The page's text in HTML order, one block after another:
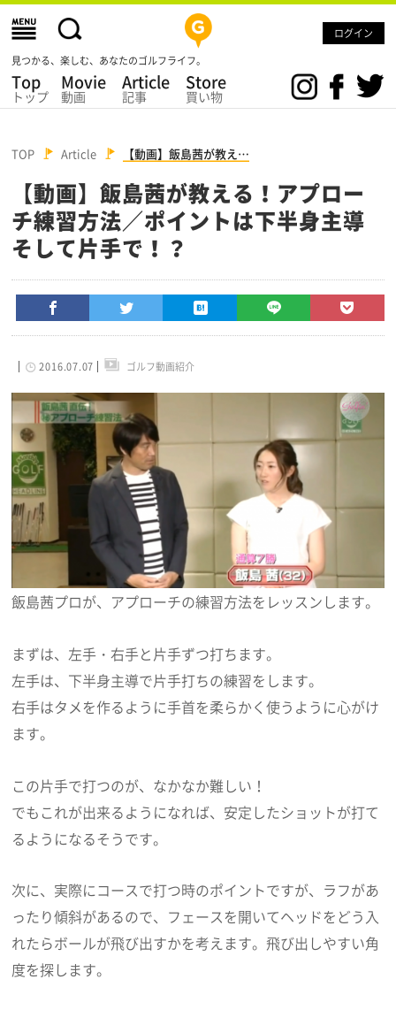
ログイン
見つかる、楽しむ、あなたのゴルフライフ。
Top
トップ
Movie
動画
Article
記事
Store
買い物
TOP Article 【動画】飯島茜が教え…
【動画】飯島茜が教える！アプロー
チ練習方法／ポイントは下半身主導
そして片手で！？
2016.07.07 ゴルフ動画紹介
飯島茜プロが、アプローチの練習方法をレッスンします。
まずは、左手・右手と片手ずつ打ちます。
左手は、下半身主導で片手打ちの練習をします。
右手はタメを作るように手首を柔らかく使うように心がけ
ます。
この片手で打つのが、なかなか難しい！
でもこれが出来るようになれば、安定したショットが打て
るようになるそうです。
次に、実際にコースで打つ時のポイントですが、ラフがあ
ったり傾斜があるので、フェースを開いてヘッドをどう入
れたらボールが飛び出すかを考えます。飛び出しやすい角
度を探します。